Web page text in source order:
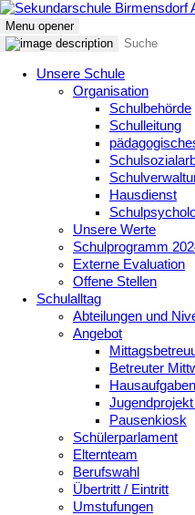
Menu opener
Unsere Schule
Organisation
Schulbehörde
Schulleitung
Hausdienst
Unsere Werte
Schulprogramm
Externe Evaluation
Offene Stellen
Schulalltag
Abteilungen und
Angebot
Betreuter
Pausenkiosk
Schülerparlament
Elternteam
Berufswahl
Übertritt / Eintritt
Umstufungen